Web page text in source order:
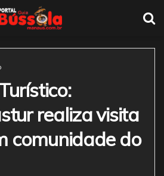
realiza visita
comunidade do